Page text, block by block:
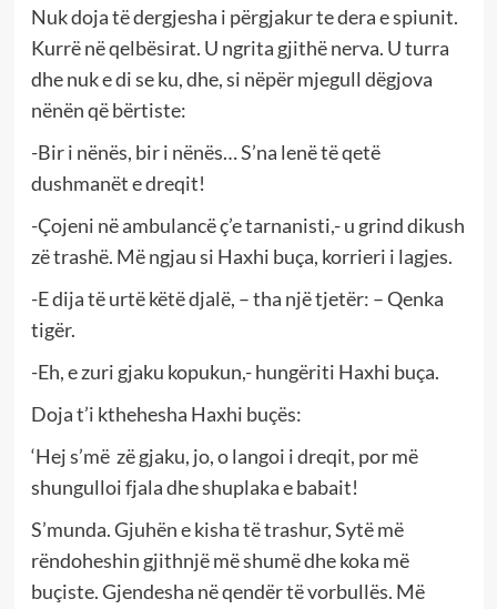
Nuk doja të dergjesha i përgjakur te dera e spiunit.
Kurrë në qelbësirat. U ngrita gjithë nerva. U turra
dhe nuk e di se ku, dhe, si nëpër mjegull dëgjova
nënën që bërtiste:
-Bir i nënës, bir i nënës… S’na lenë të qetë
dushmanët e dreqit!
-Çojeni në ambulancë ç’e tarnanisti,- u grind dikush
zë trashë. Më ngjau si Haxhi buça, korrieri i lagjes.
-E dija të urtë këtë djalë, – tha një tjetër: – Qenka
tigër.
-Eh, e zuri gjaku kopukun,- hungëriti Haxhi buça.
Doja t’i kthehesha Haxhi buçës:
‘Hej s’më zë gjaku, jo, o langoi i dreqit, por më
shungulloi fjala dhe shuplaka e babait!
S’munda. Gjuhën e kisha të trashur, Sytë më
rëndoheshin gjithnjë më shumë dhe koka më
buçiste. Gjendesha në qendër të vorbullës. Më